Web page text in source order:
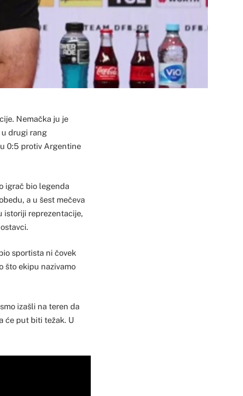
Nemačka ju je
u drugi rang
0:5 protiv Argentine
igrač bio legenda
a u šest mečeva
istoriji reprezentacije,
sportista ni čovek
što ekipu nazivamo
izašli na teren da
će put biti težak. U